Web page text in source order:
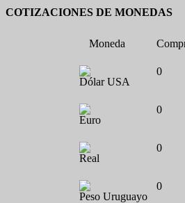
COTIZACIONES DE MONEDAS
Moneda
Dólar USA
0
Euro
0
Real
0
Peso Uruguayo
0